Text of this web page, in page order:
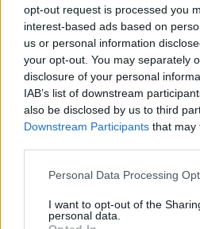
opt-out request is processed you
interest-based ads based on
us or personal information
your opt-out. You may separately
disclosure of your personal
IAB’s list of downstream
also be disclosed by us to third
Downstream Participants that may
Please note that this website/app
not limited to your visit or usage
grant or deny consent to Google
Personal Data Processing
I want to opt-out of the
personal data.
Megkezdődött a Szegedi
téri játszóhelyének építése.
helyszínének számító téren